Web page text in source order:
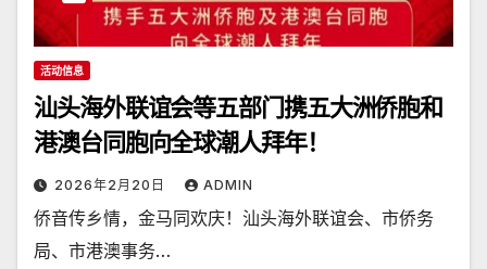
活动信息
汕头海外联谊会等五部门携五大洲侨胞和
港澳台同胞向全球潮人拜年！
2026年2月20日 ADMIN
侨音传乡情，金马同欢庆！汕头海外联谊会、市侨务
局、市港澳事务…